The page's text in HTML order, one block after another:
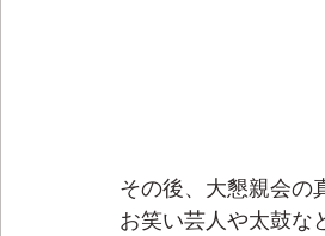
その後、大懇親会の
お笑い芸人や太鼓な